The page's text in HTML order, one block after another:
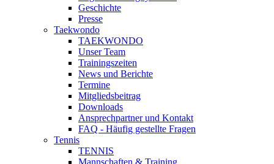
Geschichte
Presse
Taekwondo
TAEKWONDO
Unser Team
Trainingszeiten
News und Berichte
Termine
Mitgliedsbeitrag
Downloads
Ansprechpartner und Kontakt
FAQ - Häufig gestellte Fragen
Tennis
TENNIS
Mannschaften & Training